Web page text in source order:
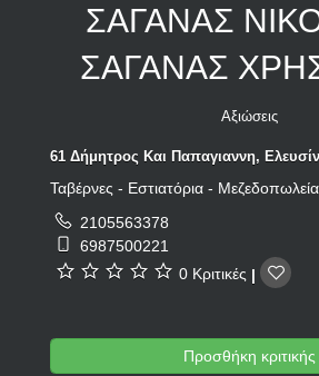
ΣΑΓΑΝΑΣ
ΣΑΓΑΝΑΣ
Αξιώσεις
61 Δήμητρος Και Παπαγιαννη,
Ταβέρνες - Εστιατόρια - Μεζεδοπωλεία
2105563378
6987500221
0 Κριτικές |
Προσθήκη κριτικής